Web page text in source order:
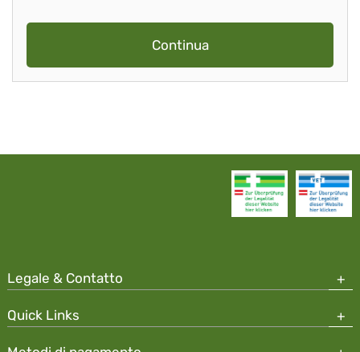
Continua
Legale & Contatto
Quick Links